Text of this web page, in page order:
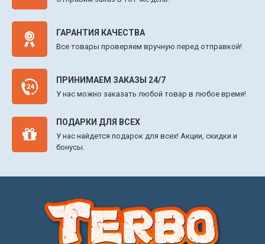
ГАРАНТИЯ КАЧЕСТВА
Все товары проверяем вручную перед отправкой!
ПРИНИМАЕМ ЗАКАЗЫ 24/7
У нас можно заказать любой товар в любое время!
ПОДАРКИ ДЛЯ ВСЕХ
У нас найдется подарок для всех! Акции, скидки и
бонусы.